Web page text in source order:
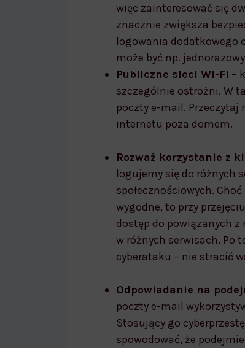
więc zainteresować się
znacznie zwiększa
logowania dodatkowego
może być np.
Publiczne sieci Wi-Fi –
szczególnie ostrożni. W
poczty e-mail. Przeczytaj
internetu poza domem.
Rozważ korzystanie z
logujemy się do różnych
społecznościowych.
wygodne, to przy
dostęp do powiązanych
w różnych serwisach. Po
cyberataku – nie stracić
Odpowiadanie na
poczty e-mail
Stosujący go
spowodować, że